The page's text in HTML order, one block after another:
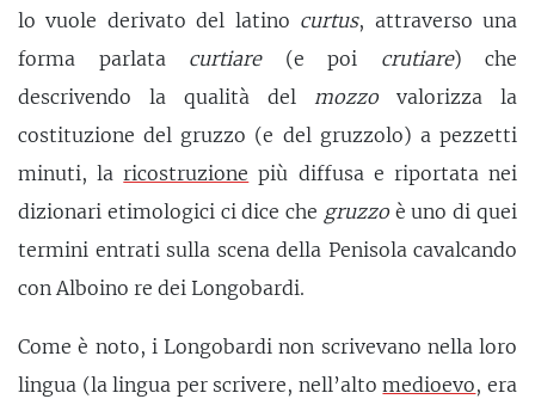
lo vuole derivato del latino curtus, attraverso una
forma parlata curtiare(e poi crutiare) che
descrivendo la qualità del mozzo valorizza la
costituzione del gruzzo (e del gruzzolo) a pezzetti
minuti, la ricostruzione più diffusa e riportata nei
dizionari etimologici ci dice che gruzzoè uno di quei
termini entrati sulla scena della Penisola cavalcando
con Alboino re dei Longobardi.
Come è noto, i Longobardi non scrivevano nella loro
lingua (la lingua per scrivere, nell’altomedioevo, era